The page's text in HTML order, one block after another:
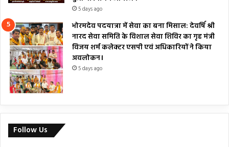
5 days ago
भोरमदेव पदयात्रा में सेवा का बना मिसाल: देवर्षि श्री
नारद सेवा समिति के विशाल सेवा शिविर का गृह मंत्री
विजय शर्म कलेक्टर एसपी एवं अधिकारियों ने किया
अवलोकन।
5 days ago
Follow Us